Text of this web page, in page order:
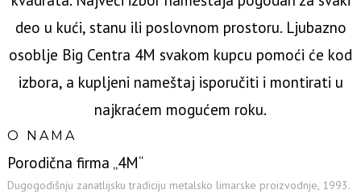
deo u kući, stanu ili poslovnom prostoru. Ljubazno
osoblje Big Centra 4M svakom kupcu pomoći će kod
izbora, a kupljeni nameštaj isporučiti i montirati u
najkraćem mogućem roku.
O NAMA
Porodična firma „4M“
Dugogodišnju zanatlijsku tradiciju metalsko limarske proizvodnje, 1993.